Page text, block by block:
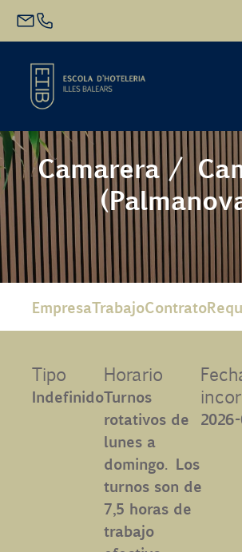
Inicio
Oferta académica
Futuro alumnado
Contacto
Camarera /
EmpresaTrabajoContrato
Tipo
Indefinido
Horario
Turnos
rotativos de
lunes a
domingo. Los
turnos son de
7,5 horas de
trabajo